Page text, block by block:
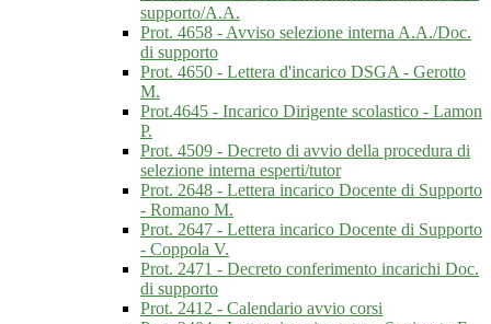
supporto/A.A.
Prot. 4658 - Avviso selezione interna A.A./Doc.
di supporto
Prot. 4650 - Lettera d'incarico DSGA - Gerotto
M.
Prot.4645 - Incarico Dirigente scolastico - Lamon
P.
Prot. 4509 - Decreto di avvio della procedura di
selezione interna esperti/tutor
Prot. 2648 - Lettera incarico Docente di Supporto
- Romano M.
Prot. 2647 - Lettera incarico Docente di Supporto
- Coppola V.
Prot. 2471 - Decreto conferimento incarichi Doc.
di supporto
Prot. 2412 - Calendario avvio corsi